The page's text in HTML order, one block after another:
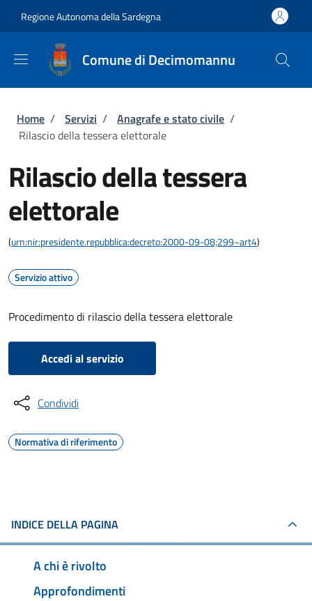
Regione Autonoma della Sardegna
Comune di Decimomannu
Briciole di pane
Home / Servizi / Anagrafe e stato civile /
Rilascio della tessera elettorale
Rilascio della tessera
elettorale
(urn:nir:presidente.repubblica:decreto:2000-09-08;299~art4)
Servizio attivo
Procedimento di rilascio della tessera elettorale
Accedi al servizio
Condividi
Normativa di riferimento
INDICE DELLA PAGINA
A chi è rivolto
Approfondimenti